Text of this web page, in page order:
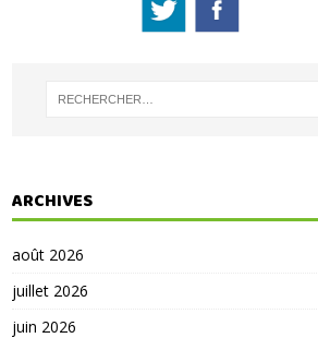
ARCHIVES
août 2026
juillet 2026
juin 2026